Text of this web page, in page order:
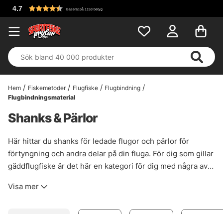
Hem Fiskemetoder Flugfiske
Flugbindning
Flugbindningsmaterial
Shanks & Pärlor
Här hittar du shanks för ledade flugor och pärlor för
förtyngning och andra delar på din fluga. För dig som gillar
gäddflugfiske är det här en kategori för dig med några av
gäddflugor.
Visa mer